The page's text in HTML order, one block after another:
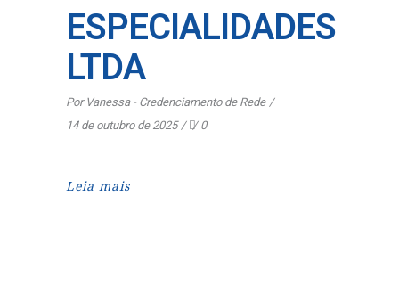
ESPECIALIDADES
LTDA
Por Vanessa - Credenciamento de Rede
14 de outubro de 2025
0
Leia mais